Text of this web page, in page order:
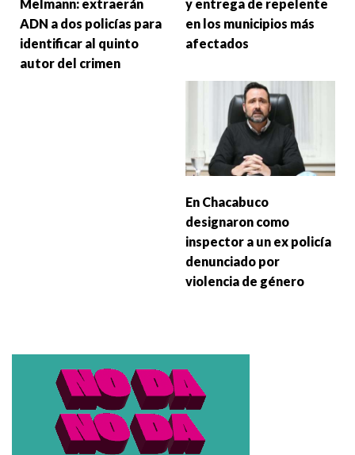
Melmann: extraerán
ADN a dos policías para
identificar al quinto
autor del crimen
y entrega de repelente
en los municipios más
afectados
En Chacabuco
designaron como
inspector a un ex policía
denunciado por
violencia de género